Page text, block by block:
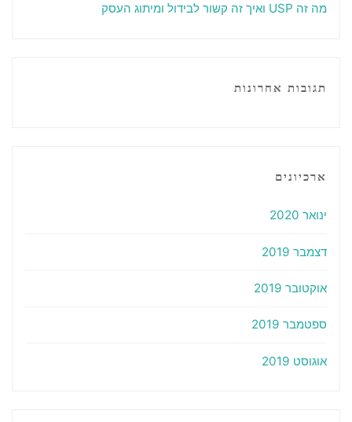
מה זה USP ואיך זה קשור לבידול ומיתוג העסק
תגובות אחרונות
ארכיונים
ינואר 2020
דצמבר 2019
אוקטובר 2019
ספטמבר 2019
אוגוסט 2019